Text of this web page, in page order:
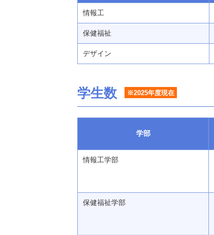
情報工
保健福祉
デザイン
学生数 ※2025年度現在
学部
情報工学部
保健福祉学部